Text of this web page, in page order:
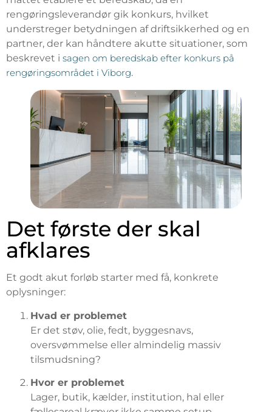
rengøringsleverandør gik konkurs, hvilket
understreger betydningen af driftsikkerhed og en
partner, der kan håndtere akutte situationer, som
beskrevet i sagen om beredskab efter konkurs på
rengøringsområdet i Viborg.
Det første der skal
afklares
Et godt akut forløb starter med få, konkrete
oplysninger:
Hvad er problemet
Er det støv, olie, fedt, byggesnavs,
oversvømmelse eller almindelig massiv
tilsmudsning?
Hvor er problemet
Lager, butik, kælder, institution, hal eller